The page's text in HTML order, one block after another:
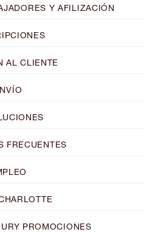
Y AFILIZACIÓN
AL CLIENTE
FRECUENTES
PROMOCIONES